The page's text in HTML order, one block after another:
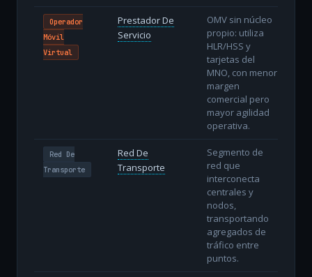
Operador
Móvil
Virtual
Prestador De
Servicio
OMV sin núcleo
propio: utiliza
HLR/HSS y
tarjetas del
MNO, con menor
margen
comercial pero
mayor agilidad
operativa.
Red De
Transporte
Red De
Transporte
Segmento de
red que
interconecta
centrales y
nodos,
transportando
agregados de
tráfico entre
puntos.